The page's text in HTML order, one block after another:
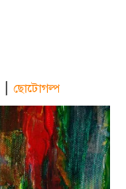
| ছোটোগল্প